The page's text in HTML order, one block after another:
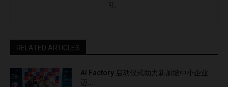
可。
RELATED ARTICLES
AI Factory 启动仪式助力新加坡中小企业
迈...